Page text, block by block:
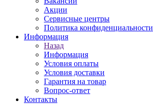
Акции
Сервисные центры
Политика конфиденциальности
Информация
Назад
Информация
Условия оплаты
Условия доставки
Гарантия на товар
Вопрос-ответ
Контакты